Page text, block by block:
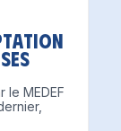
le MEDEF